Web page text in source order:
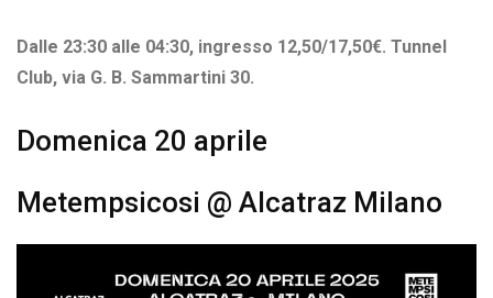
Dalle 23:30 alle 04:30, ingresso 12,50/17,50€. Tunnel
Club, via G. B. Sammartini 30.
Domenica 20 aprile
Metempsicosi @ Alcatraz Milano